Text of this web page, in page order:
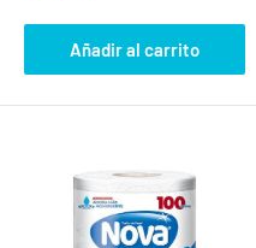
venta
Añadir al carrito